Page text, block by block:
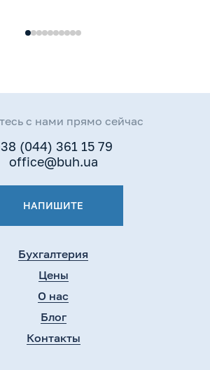
Бухгалтерия
Цены
О нас
Блог
Контакты
с нами прямо сейчас
(044) 361 15 79
office@buh.ua
НАПИШИТЕ